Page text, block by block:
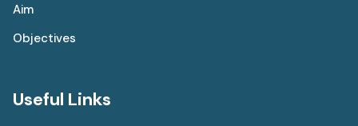
Aim
Objectives
Useful Links